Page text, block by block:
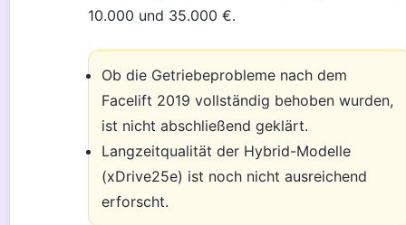
10.000 und 35.000 €.
Ob die Getriebeprobleme nach dem
Facelift 2019 vollständig behoben wurden,
ist nicht abschließend geklärt.
Langzeitqualität der Hybrid-Modelle
(xDrive25e) ist noch nicht ausreichend
erforscht.